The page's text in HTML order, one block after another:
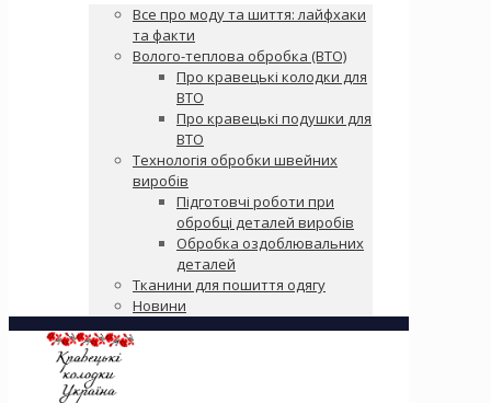
Все про моду та шиття: лайфхаки
та факти
Волого-теплова обробка (ВТО)
Про кравецькі колодки для
ВТО
Про кравецькі подушки для
ВТО
Технологія обробки швейних
виробів
Підготовчі роботи при
обробці деталей виробів
Обробка оздоблювальних
деталей
Тканини для пошиття одягу
Новини